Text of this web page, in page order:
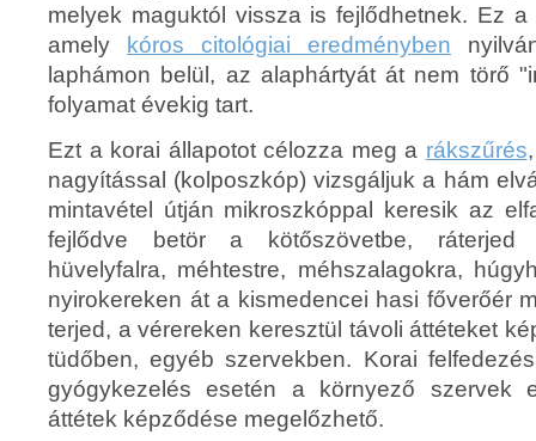
melyek maguktól vissza is fejlődhetnek. Ez a
amely
kóros citológiai eredményben
laphámon belül, az alaphártyát át nem törő
folyamat évekig tart.
Ezt a korai állapotot célozza meg a rákszűrés
nagyítással (kolposzkóp) vizsgáljuk a hám
mintavétel útján mikroszkóppal keresik az
fejlődve betör a kötőszövetbe, ráterjed
hüvelyfalra, méhtestre, méhszalagokra,
nyirokereken át a kismedencei hasi főverőér
terjed, a vérereken keresztül távoli áttéteket
tüdőben, egyéb szervekben. Korai
gyógykezelés esetén a környező szervek
áttétek képződése megelőzhető.